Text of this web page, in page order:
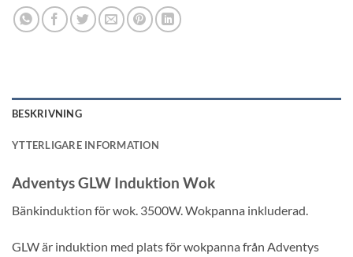
BESKRIVNING
YTTERLIGARE INFORMATION
Adventys GLW Induktion Wok
Bänkinduktion för wok. 3500W. Wokpanna inkluderad.
GLW är induktion med plats för wokpanna från Adventys